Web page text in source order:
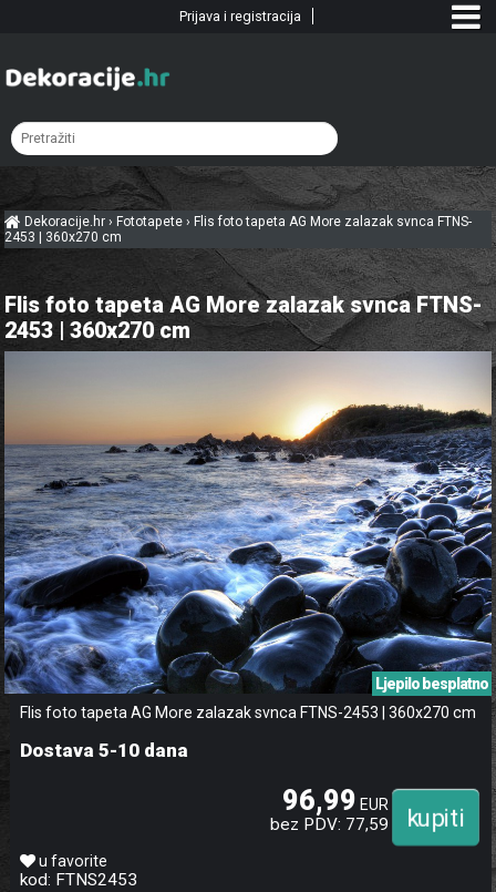
Dekoracije.hr› Fototapete › Flis foto tapeta AG More zalazak svnca FTNS-
2453 | 360x270 cm
Flis foto tapeta AG More zalazak svnca FTNS-
2453 | 360x270 cm
Flis foto tapeta AG More zalazak svnca FTNS-2453 | 360x270 cm
Ljepilo besplatno
Dostava 5-10 dana
96,99 EUR
bez PDV: 77,59
u favorite
kod: FTNS2453
Prijava i registracija